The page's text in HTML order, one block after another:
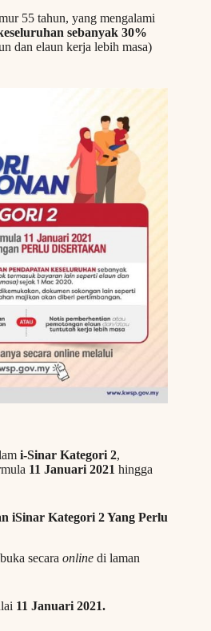
55 tahun, yang mengalami
sebanyak 30%
dan elaun kerja lebih masa)
i-Sinar Kategori 2,
11 Januari 2021 hingga
iSinar Kategori 2 Yang Perlu
secara online di laman
11 Januari 2021.